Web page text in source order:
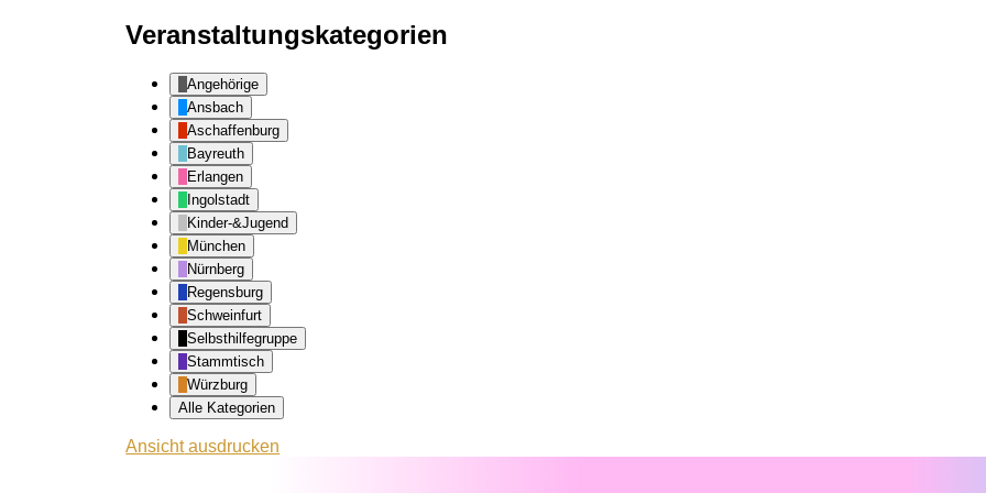
Veranstaltungskategorien
Angehörige
Ansbach
Aschaffenburg
Bayreuth
Erlangen
Ingolstadt
Kinder-&Jugend
München
Nürnberg
Regensburg
Schweinfurt
Selbsthilfegruppe
Stammtisch
Würzburg
Alle Kategorien
Ansichtausdrucken